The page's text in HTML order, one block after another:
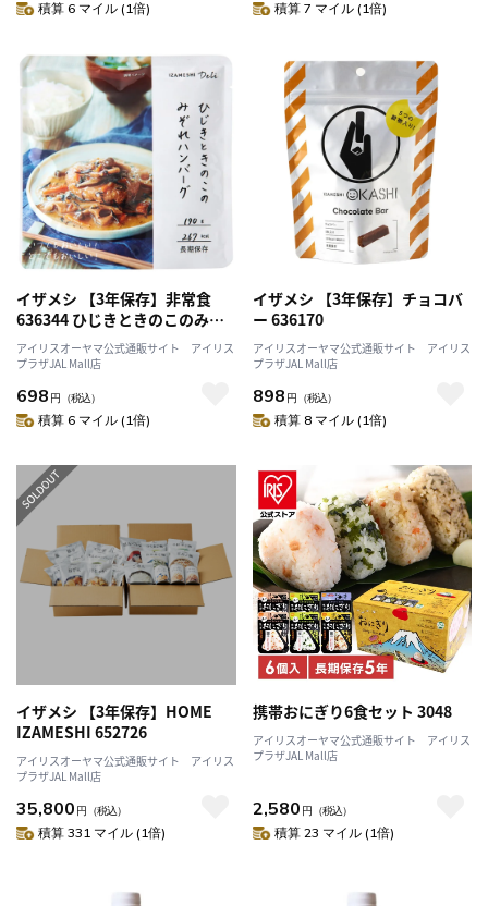
積算 6 マイル (1倍) 積算 7 マイル (1倍)
イザメシ 【3年保存】非常食
636344 ひじきときのこのみぞ
れハンバーグ
アイリスオーヤマ公式通販サイト アイリス
プラザJAL Mall店
698 円 （税込）
積算 6 マイル (1倍)
イザメシ 【3年保存】チョコバ
ー 636170
アイリスオーヤマ公式通販サイト アイリス
プラザJAL Mall店
898 円 （税込）
積算 8 マイル (1倍)
イザメシ 【3年保存】HOME
IZAMESHI 652726
アイリスオーヤマ公式通販サイト アイリス
プラザJAL Mall店
35,800 円 （税込）
積算 331 マイル (1倍)
携帯おにぎり6食セット 3048
アイリスオーヤマ公式通販サイト アイリス
プラザJAL Mall店
2,580 円 （税込）
積算 23 マイル (1倍)